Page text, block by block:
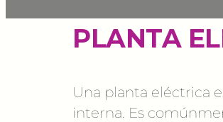
PLANTA
Una planta eléctrica
interna. Es